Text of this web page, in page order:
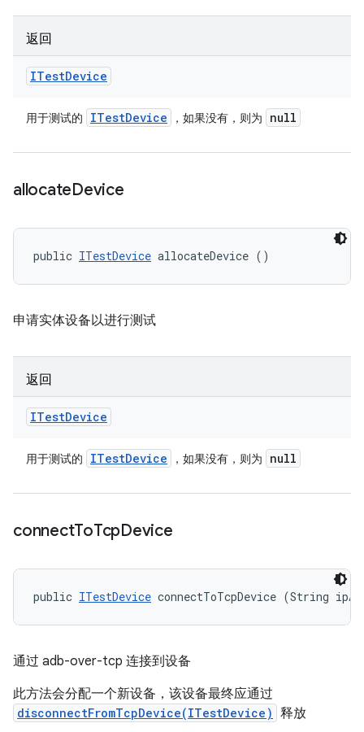
返回
ITestDevice
用于测试的 ITestDevice ，如果没有，则为 null
allocateDevice
public ITestDevice allocateDevice ()
申请实体设备以进行测试
返回
ITestDevice
用于测试的 ITestDevice ，如果没有，则为 null
connectToTcpDevice
public ITestDevice connectToTcpDevice (String
通过 adb-over-tcp 连接到设备
此方法会分配一个新设备，该设备最终应通过
disconnectFromTcpDevice(ITestDevice) 释放